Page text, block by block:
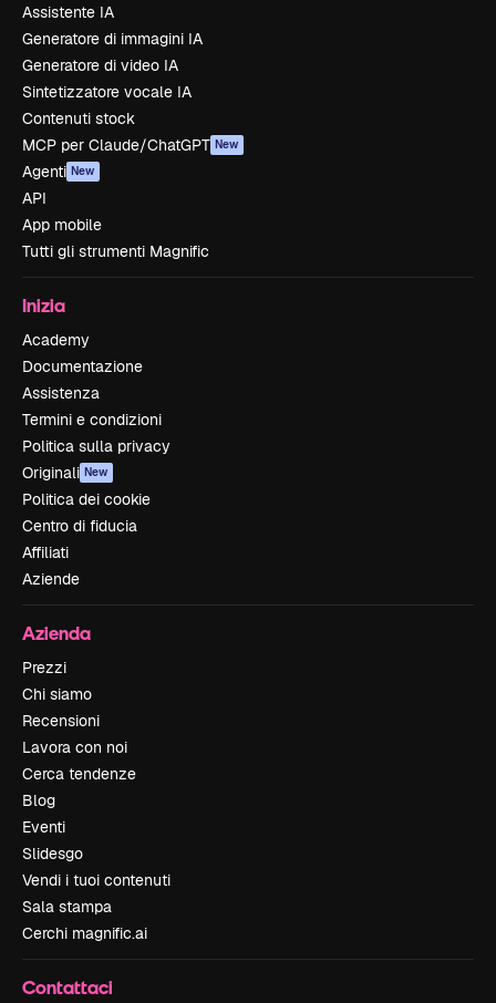
Assistente IA
Generatore di immagini IA
Generatore di video IA
Sintetizzatore vocale IA
Contenuti stock
MCP per Claude/ChatGPT New
Agenti New
API
App mobile
Tutti gli strumenti Magnific
Inizia
Academy
Documentazione
Assistenza
Termini e condizioni
Politica sulla privacy
Originali New
Politica dei cookie
Centro di fiducia
Affiliati
Aziende
Azienda
Prezzi
Chi siamo
Recensioni
Lavora con noi
Cerca tendenze
Blog
Eventi
Slidesgo
Vendi i tuoi contenuti
Sala stampa
Cerchi magnific.ai
Contattaci